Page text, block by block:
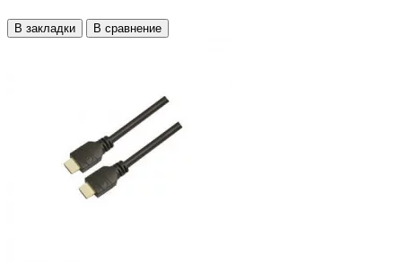
В закладки В сравнение